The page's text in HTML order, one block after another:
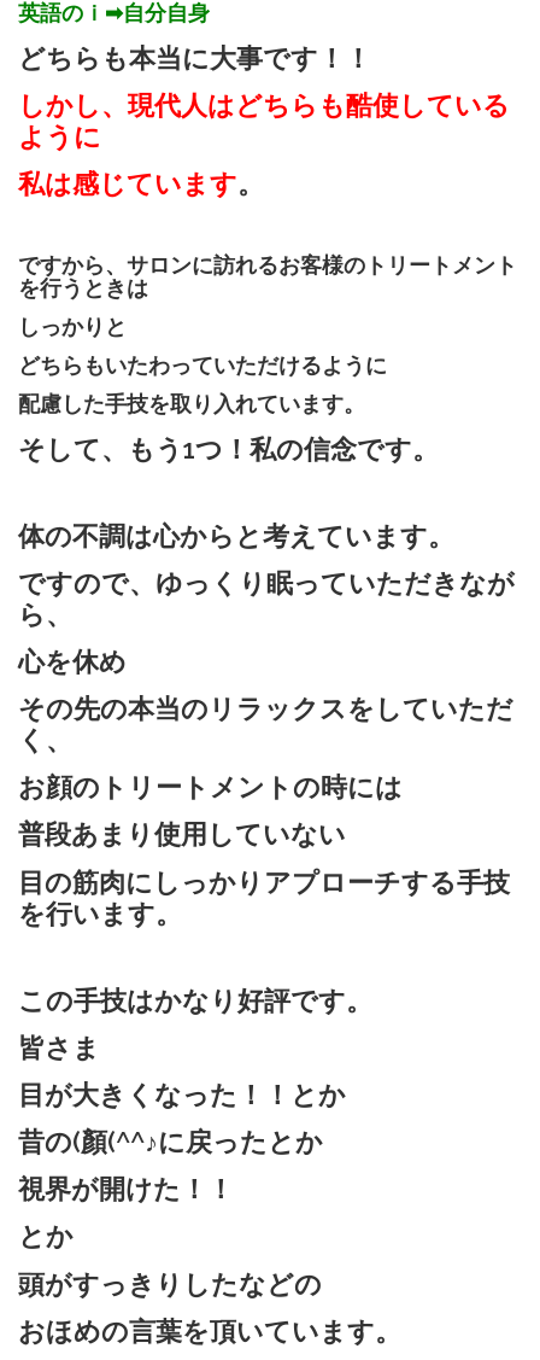
英語のｉ➡自分自身
どちらも本当に大事です！！
しかし、現代人はどちらも酷使している
ように
私は感じています。
ですから、サロンに訪れるお客様のトリートメント
を行うときは
しっかりと
どちらもいたわっていただけるように
配慮した手技を取り入れています。
そして、もう1つ！私の信念です。
体の不調は心からと考えています。
ですので、ゆっくり眠っていただきなが
ら、
心を休め
その先の本当のリラックスをしていただ
く、
お顔のトリートメントの時には
普段あまり使用していない
目の筋肉にしっかりアプローチする手技
を行います。
この手技はかなり好評です。
皆さま
目が大きくなった！！とか
昔の(顏(^^♪に戻ったとか
視界が開けた！！
とか
頭がすっきりしたなどの
おほめの言葉を頂いています。